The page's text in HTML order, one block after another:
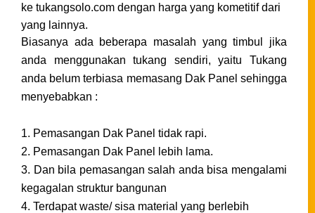
ke tukangsolo.com dengan harga yang kometitif dari
yang lainnya.
Biasanya ada beberapa masalah yang timbul jika
anda menggunakan tukang sendiri, yaitu Tukang
anda belum terbiasa memasang Dak Panel sehingga
menyebabkan :
1. Pemasangan Dak Panel tidak rapi.
2. Pemasangan Dak Panel
lebih lama.
3. Dan bila pemasangan salah anda bisa mengalami
kegagalan struktur bangunan
4. Terdapat waste/ sisa material yang berlebih